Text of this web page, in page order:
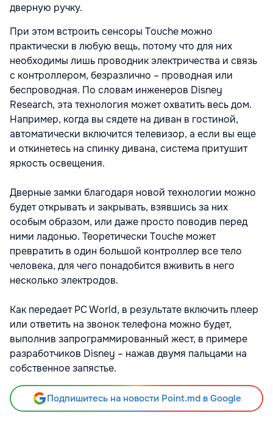
дверную ручку.
При этом встроить сенсоры Touche можно
практически в любую вещь, потому что для них
необходимы лишь проводник электричества и связь
с контроллером, безразлично – проводная или
беспроводная. По словам инженеров Disney
Research, эта технология может охватить весь дом.
Например, когда вы сядете на диван в гостиной,
автоматически включится телевизор, а если вы еще
и откинетесь на спинку дивана, система притушит
яркость освещения.
Дверные замки благодаря новой технологии можно
будет открывать и закрывать, взявшись за них
особым образом, или даже просто поводив перед
ними ладонью. Теоретически Touche может
превратить в один большой контроллер все тело
человека, для чего понадобится вживить в него
несколько электродов.
Как передает PC World, в результате включить плеер
или ответить на звонок телефона можно будет,
выполнив запрограммированный жест, в примере
разработчиков Disney – нажав двумя пальцами на
собственное запястье.
Подпишитесь на новости Point.md в Google